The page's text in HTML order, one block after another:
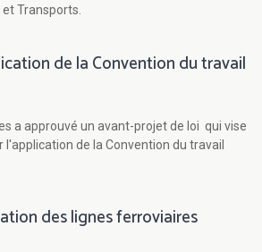
Transports.
de la Convention du travail
a approuvé un avant-projet de loi qui vise
de la Convention du travail
des lignes ferroviaires